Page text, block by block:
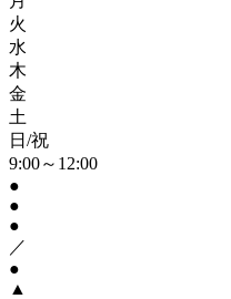
火
水
木
金
土
日/祝
9:00～12:00
●
●
●
／
●
▲